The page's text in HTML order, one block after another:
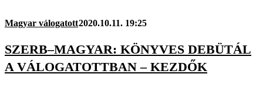
Magyar válogatott2020.10.11. 19:25
SZERB–MAGYAR: KÖNYVES DEBÜTÁL
A VÁLOGATOTTBAN – KEZDŐK